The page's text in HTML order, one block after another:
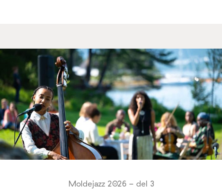
Moldejazz 2026 - del 3